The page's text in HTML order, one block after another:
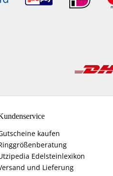
kaufen
Edelsteinlexikon
und Lieferung